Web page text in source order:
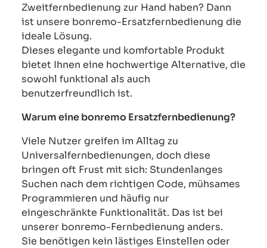
Zweitfernbedienung zur Hand haben? Dann
ist unsere bonremo-Ersatzfernbedienung die
ideale Lösung.
Dieses elegante und komfortable Produkt
bietet Ihnen eine hochwertige Alternative, die
sowohl funktional als auch
benutzerfreundlich ist.
Warum eine bonremo Ersatzfernbedienung?
Viele Nutzer greifen im Alltag zu
Universalfernbedienungen, doch diese
bringen oft Frust mit sich: Stundenlanges
Suchen nach dem richtigen Code, mühsames
Programmieren und häufig nur
eingeschränkte Funktionalität. Das ist bei
unserer bonremo-Fernbedienung anders.
Sie benötigen kein lästiges Einstellen oder